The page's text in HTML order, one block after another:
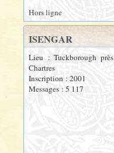
Hors ligne
ISENGAR
Lieu : Tuckborough
Chartres
Inscription : 2001
Messages : 5 117